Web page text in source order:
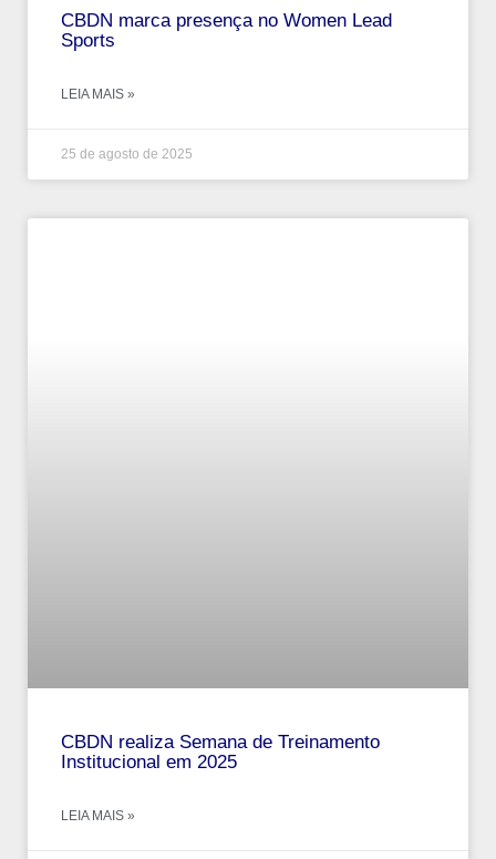
CBDN marca presença no Women Lead
Sports
LEIA MAIS »
25 de agosto de 2025
CBDN realiza Semana de Treinamento
Institucional em 2025
LEIA MAIS »